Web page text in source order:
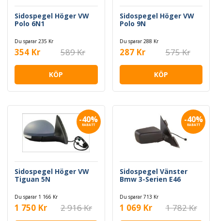
Sidospegel Höger VW
Polo 6N1
Du sparar 235 Kr
354 Kr 589 Kr
KÖP
Sidospegel Höger VW
Polo 9N
Du sparar 288 Kr
287 Kr 575 Kr
KÖP
-40%
RABATT
Sidospegel Höger VW
Tiguan 5N
Du sparar 1 166 Kr
1 750 Kr 2 916 Kr
-40%
RABATT
Sidospegel Vänster
Bmw 3-Serien E46
Du sparar 713 Kr
1 069 Kr 1 782 Kr